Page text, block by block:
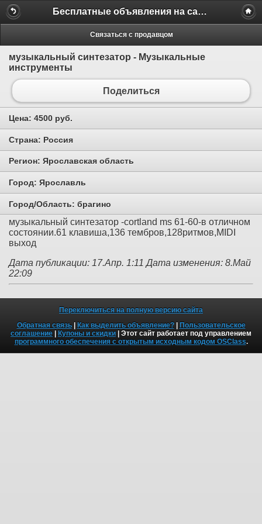
Бесплатные объявления на сайте MILAMO.ru
Связаться с продавцом
музыкальный синтезатор - Музыкальные
инструменты
Поделиться
Цена: 4500 руб.
Страна: Россия
Регион: Ярославская область
Город: Ярославль
Город/Область: брагино
музыкальный синтезатор -cortland ms 61-60-в отличном
состоянии.61 клавиша,136 тембров,128ритмов,MIDI
выход
Дата публикации: 17.Апр. 1:11 Дата изменения: 8.Май
22:09
Переключиться на полную версию сайта
Обратная связь| Как выделить объявление?|
Пользовательское
соглашение
Купоны и скидки | Этот сайт работает под управлением
программного обеспечения с открытым исходным кодом OSClass.